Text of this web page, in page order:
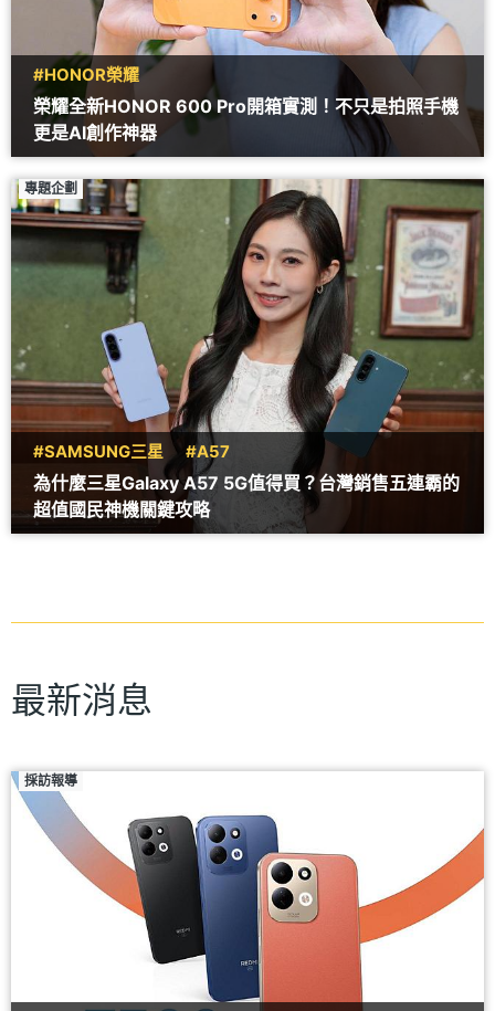
#HONOR榮耀
榮耀全新HONOR 600 Pro開箱實測！不只是拍照手機
更是AI創作神器
專題企劃
#SAMSUNG三星 #A57
為什麼三星Galaxy A57 5G值得買？台灣銷售五連霸的
超值國民神機關鍵攻略
最新消息
採訪報導